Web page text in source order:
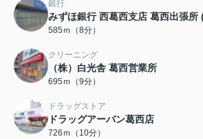
銀行
みずほ銀行 西葛西支店 葛西出張所
585ｍ（8分）
クリーニング
（株）白光舎 葛西営業所
695ｍ（9分）
ドラッグストア
ドラッグアーバン葛西店
726ｍ（10分）